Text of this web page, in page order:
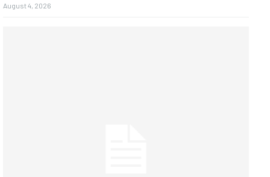
August 4, 2026